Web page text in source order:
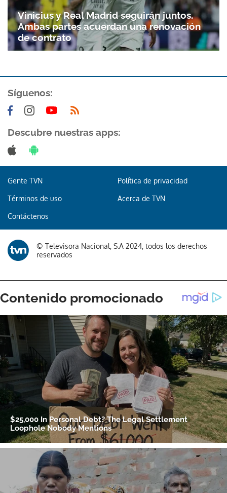
Gracias por suscribirte a nuestro boletín.
ACEPTAR
Vinicius y Real Madrid seguirán juntos.
Ambas partes acuerdan una renovación
de contrato
Síguenos:
Descubre nuestras apps:
Gente TVN Política de privacidad
Términos de uso Acerca de TVN
Contáctenos
© Televisora Nacional, S.A 2024, todos los derechos
reservados